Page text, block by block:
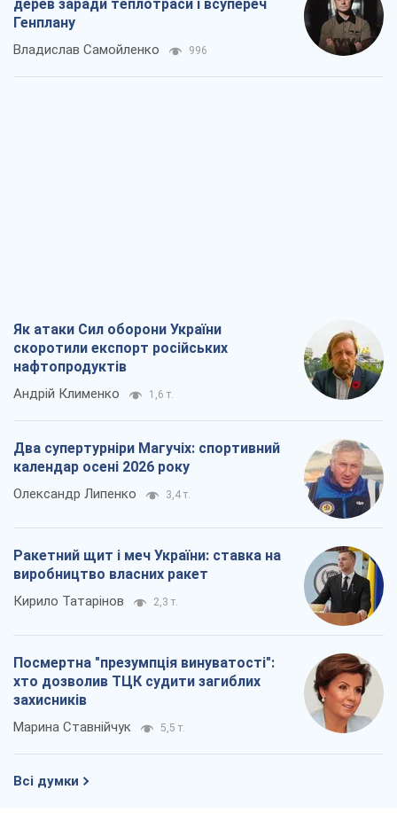
дерев заради теплотраси і всупереч
Генплану
Владислав Самойленко 996
Як атаки Сил оборони України
скоротили експорт російських
нафтопродуктів
Андрій Клименко 1,6 т.
Два супертурніри Магучіх: спортивний
календар осені 2026 року
Олександр Липенко 3,4 т.
Ракетний щит і меч України: ставка на
виробництво власних ракет
Кирило Татарінов 2,3 т.
Посмертна "презумпція винуватості":
хто дозволив ТЦК судити загиблих
захисників
Марина Ставнійчук 5,5 т.
Всі думки